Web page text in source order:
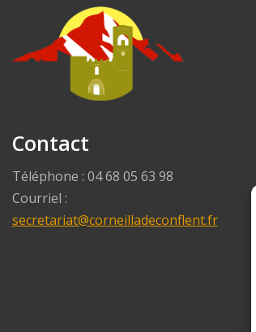
Contact
Téléphone : 04 68 05 63 98
Courriel :
secretariat@corneilladeconflent.fr